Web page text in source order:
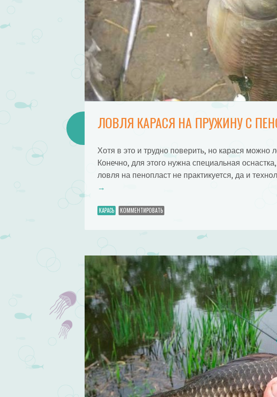
ЛОВЛЯ КАРАСЯ НА ПРУЖИНУ С
Хотя в это и трудно поверить, но карася
Конечно, для этого нужна специальная
ловля на пенопласт не практикуется, да и
→
КАРАСЬ КОММЕНТИРОВАТЬ